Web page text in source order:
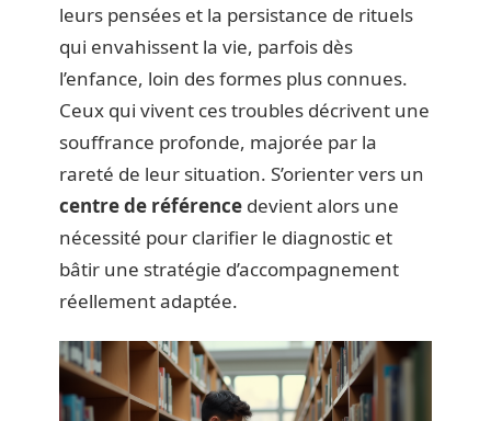
leurs pensées et la persistance de rituels
qui envahissent la vie, parfois dès
l’enfance, loin des formes plus connues.
Ceux qui vivent ces troubles décrivent une
souffrance profonde, majorée par la
rareté de leur situation. S’orienter vers un
centre de référence devient alors une
nécessité pour clarifier le diagnostic et
bâtir une stratégie d’accompagnement
réellement adaptée.